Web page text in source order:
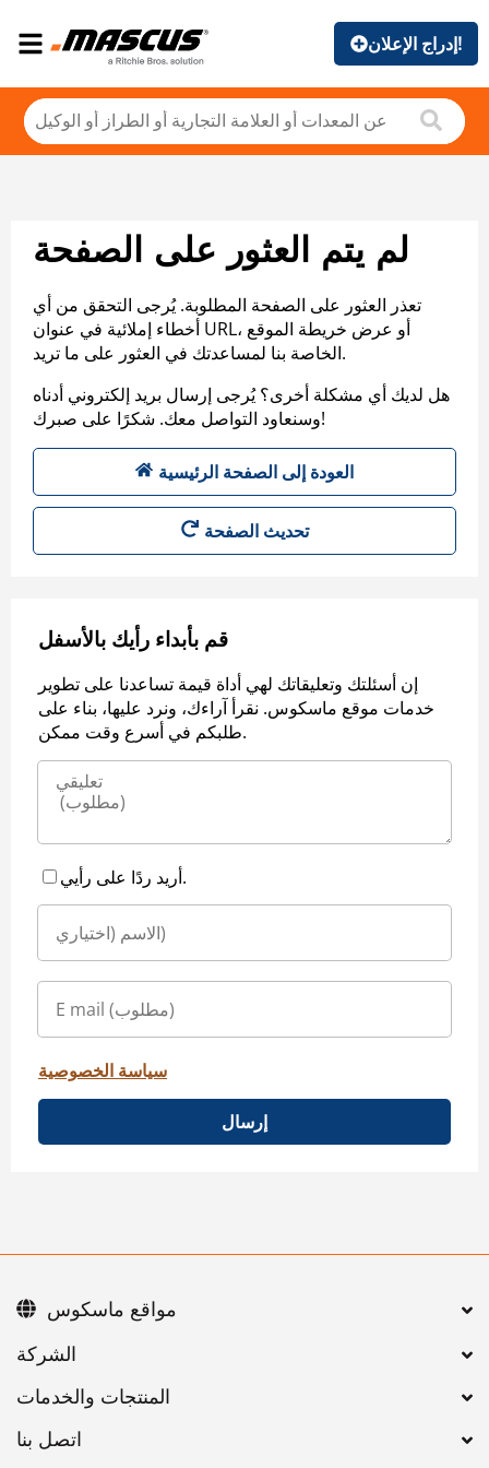
إدراج الإعلان!
لم يتم العثور على الصفحة
تعذر العثور على الصفحة المطلوبة. يُرجى التحقق من أي
أخطاء إملائية في عنوان URL، أو عرض خريطة الموقع
الخاصة بنا لمساعدتك في العثور على ما تريد.
هل لديك أي مشكلة أخرى؟ يُرجى إرسال بريد إلكتروني أدناه
وسنعاود التواصل معك. شكرًا على صبرك!
العودة إلى الصفحة الرئيسية
تحديث الصفحة
قم بأبداء رأيك بالأسفل
إن أسئلتك وتعليقاتك لهي أداة قيمة تساعدنا على تطوير
خدمات موقع ماسكوس. نقرأ آراءك، ونرد عليها، بناء على
طلبكم في أسرع وقت ممكن.
أريد ردًا على رأيي.
سياسة الخصوصية
إرسال
اتصل بنا
مواقع ماسكوس